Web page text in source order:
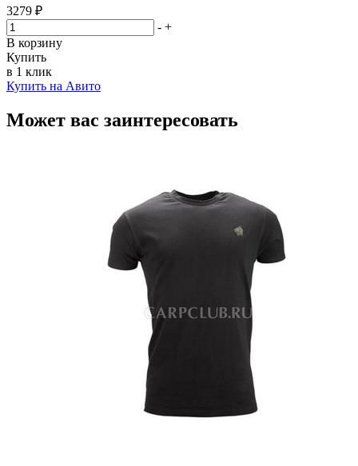
3279 ₽
- +
В корзину
Купить
в 1 клик
Купить на Авито
Может вас заинтересовать